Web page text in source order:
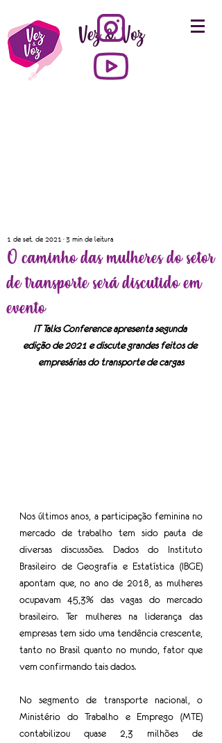
Vez & Voz
O caminho das mulheres do setor
de transporte será discutido em
evento
1 de set. de 2021 3 min de leitura
IT Talks Conference apresenta segunda
edição de 2021 e discute grandes feitos de
empresárias do transporte de cargas
Nos últimos anos, a participação feminina no
mercado de trabalho tem sido pauta de
diversas discussões. Dados do Instituto
Brasileiro de Geografia e Estatística (IBGE)
apontam que, no ano de 2018, as mulheres
ocupavam 45,3% das vagas do mercado
brasileiro. Ter mulheres na liderança das
empresas tem sido uma tendência crescente,
tanto no Brasil quanto no mundo, fator que
vem confirmando tais dados.
No segmento de transporte nacional, o
Ministério do Trabalho e Emprego (MTE)
contabilizou quase 2,3 milhões de